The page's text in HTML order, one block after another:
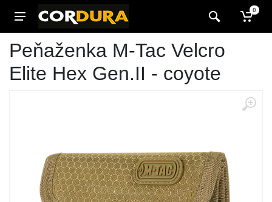
0
Peňaženka M-Tac Velcro
Elite Hex Gen.II - coyote